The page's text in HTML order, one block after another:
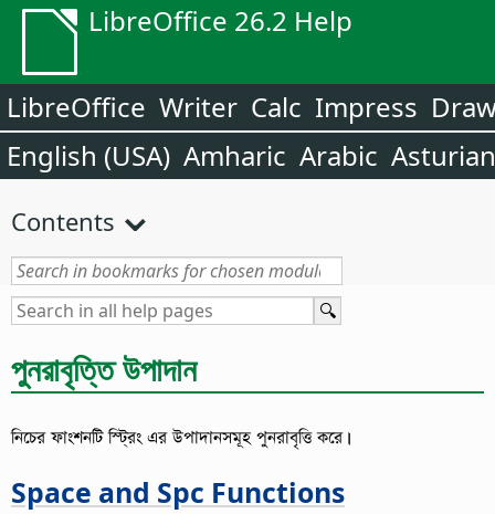
LibreOffice 26.2 Help
LibreOffice Writer Calc Impress
English (USA) Amharic Arabic Asturian
Contents
পুনরাবৃত্তি উপাদান
নিচের ফাংশনটি স্ট্রিং এর উপাদানসমূহ পুনরাবৃত্তি করে।
Space and Spc Functions